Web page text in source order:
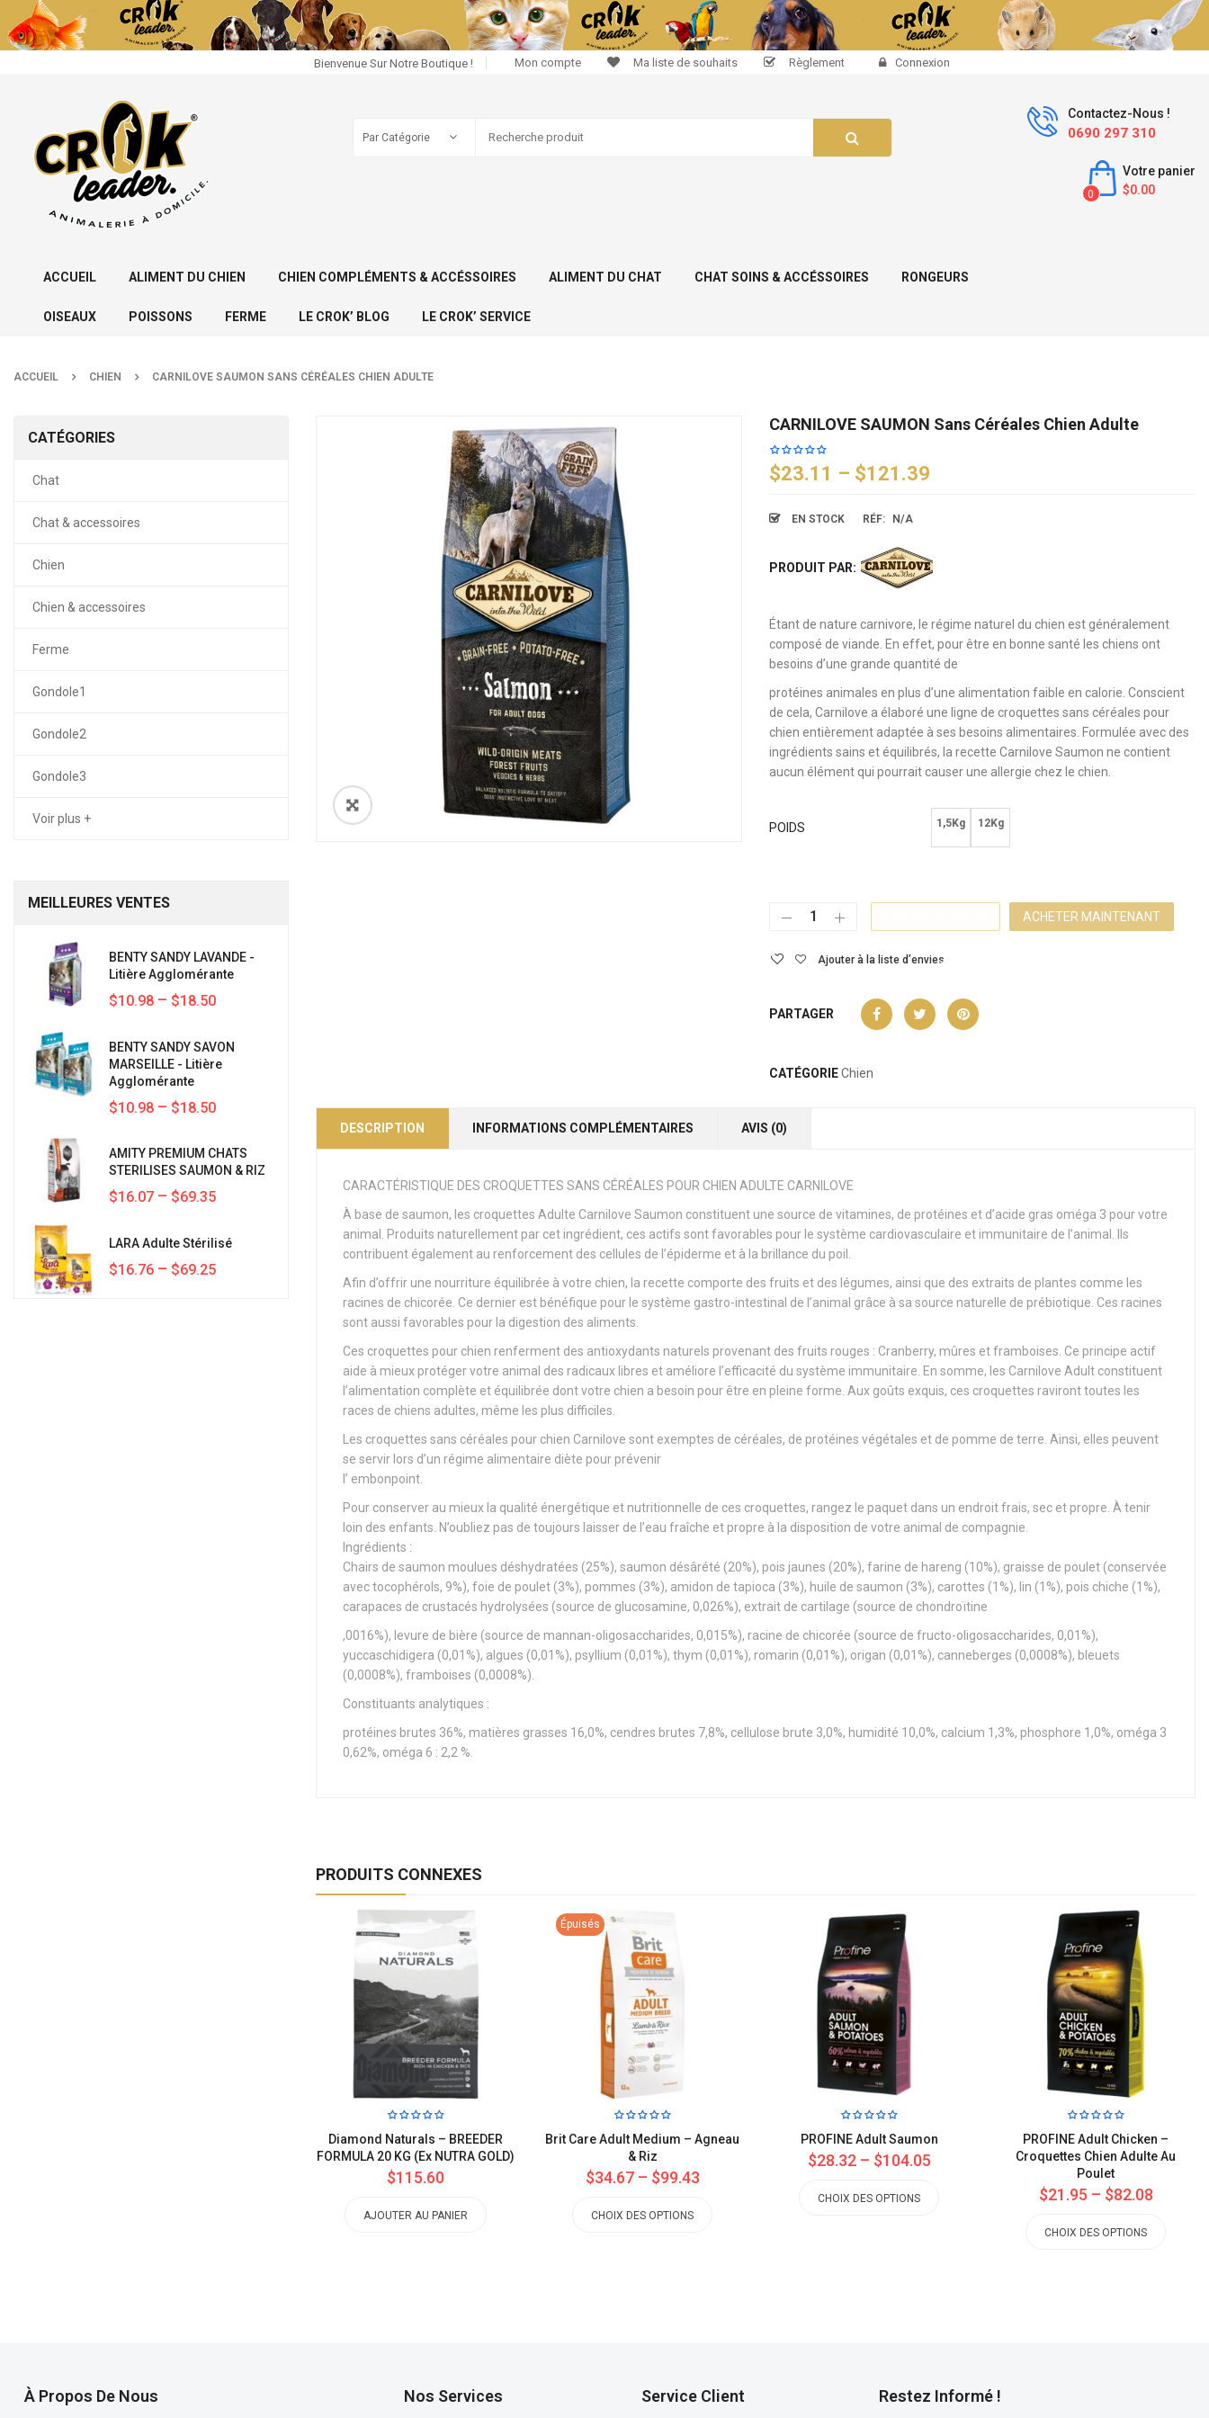
Bienvenue Sur Notre Boutique ! Mon compte Ma liste de souhaits Règlement Connexion
Contactez-Nous !
0690 297 310
Votre panier
$0.00
0
ACCUEIL ALIMENT DU CHIEN CHIEN COMPLÉMENTS & ACCÉSSOIRES ALIMENT DU CHAT CHAT SOINS & ACCÉSSOIRES RONGEURS
OISEAUX POISSONS FERME LE CROK’ BLOG LE CROK’ SERVICE
ACCUEIL CHIEN CARNILOVE SAUMON SANS CÉRÉALES CHIEN ADULTE
CATÉGORIES
Chat
Chat & accessoires
Chien
Chien & accessoires
Ferme
Gondole1
Gondole2
Gondole3
Voir plus +
MEILLEURES VENTES
BENTY SANDY LAVANDE -
Litière Agglomérante
$10.98 – $18.50
BENTY SANDY SAVON
MARSEILLE - Litière
Agglomérante
$10.98 – $18.50
AMITY PREMIUM CHATS
STERILISES SAUMON & RIZ
$16.07 – $69.35
LARA Adulte Stérilisé
$16.76 – $69.25
CARNILOVE SAUMON Sans Céréales Chien Adulte
$23.11 – $121.39
EN STOCK RÉF: N/A
PRODUIT PAR:
Étant de nature carnivore, le régime naturel du chien est généralement
composé de viande. En effet, pour être en bonne santé les chiens ont
besoins d’une grande quantité de
protéines animales en plus d’une alimentation faible en calorie. Conscient
de cela, Carnilove a élaboré une ligne de croquettes sans céréales pour
chien entièrement adaptée à ses besoins alimentaires. Formulée avec des
ingrédients sains et équilibrés, la recette Carnilove Saumon ne contient
aucun élément qui pourrait causer une allergie chez le chien.
POIDS 1,5Kg 12Kg
ACHETER MAINTENANT
Ajouter à la liste d’envies
PARTAGER
CATÉGORIEChien
DESCRIPTION INFORMATIONS COMPLÉMENTAIRES AVIS (0)
CARACTÉRISTIQUE DES CROQUETTES SANS CÉRÉALES POUR CHIEN ADULTE CARNILOVE
À base de saumon, les croquettes Adulte Carnilove Saumon constituent une source de vitamines, de protéines et d’acide gras oméga 3 pour votre
animal. Produits naturellement par cet ingrédient, ces actifs sont favorables pour le système cardiovasculaire et immunitaire de l’animal. Ils
contribuent également au renforcement des cellules de l’épiderme et à la brillance du poil.
Afin d’offrir une nourriture équilibrée à votre chien, la recette comporte des fruits et des légumes, ainsi que des extraits de plantes comme les
racines de chicorée. Ce dernier est bénéfique pour le système gastro-intestinal de l’animal grâce à sa source naturelle de prébiotique. Ces racines
sont aussi favorables pour la digestion des aliments.
Ces croquettes pour chien renferment des antioxydants naturels provenant des fruits rouges : Cranberry, mûres et framboises. Ce principe actif
aide à mieux protéger votre animal des radicaux libres et améliore l’efficacité du système immunitaire. En somme, les Carnilove Adult constituent
l’alimentation complète et équilibrée dont votre chien a besoin pour être en pleine forme. Aux goûts exquis, ces croquettes raviront toutes les
races de chiens adultes, même les plus difficiles.
Les croquettes sans céréales pour chien Carnilove sont exemptes de céréales, de protéines végétales et de pomme de terre. Ainsi, elles peuvent
se servir lors d’un régime alimentaire diète pour prévenir
l’ embonpoint.
Pour conserver au mieux la qualité énergétique et nutritionnelle de ces croquettes, rangez le paquet dans un endroit frais, sec et propre. À tenir
loin des enfants. N’oubliez pas de toujours laisser de l’eau fraîche et propre à la disposition de votre animal de compagnie.
Ingrédients :
Chairs de saumon moulues déshydratées (25%), saumon désârété (20%), pois jaunes (20%), farine de hareng (10%), graisse de poulet (conservée
avec tocophérols, 9%), foie de poulet (3%), pommes (3%), amidon de tapioca (3%), huile de saumon (3%), carottes (1%), lin (1%), pois chiche (1%),
carapaces de crustacés hydrolysées (source de glucosamine, 0,026%), extrait de cartilage (source de chondroïtine
,0016%), levure de bière (source de mannan-oligosaccharides, 0,015%), racine de chicorée (source de fructo-oligosaccharides, 0,01%),
yuccaschidigera (0,01%), algues (0,01%), psyllium (0,01%), thym (0,01%), romarin (0,01%), origan (0,01%), canneberges (0,0008%), bleuets
(0,0008%), framboises (0,0008%).
Constituants analytiques :
protéines brutes 36%, matières grasses 16,0%, cendres brutes 7,8%, cellulose brute 3,0%, humidité 10,0%, calcium 1,3%, phosphore 1,0%, oméga 3
0,62%, oméga 6 : 2,2 %.
PRODUITS CONNEXES
Diamond Naturals – BREEDER
FORMULA 20 KG (Ex NUTRA GOLD)
$115.60
AJOUTER AU PANIER
Épuisés
Brit Care Adult Medium – Agneau
& Riz
$34.67– $99.43
CHOIX DES OPTIONS
PROFINE Adult Saumon
$28.32– $104.05
CHOIX DES OPTIONS
PROFINE Adult Chicken –
Croquettes Chien Adulte Au
Poulet
$21.95 – $82.08
CHOIX DES OPTIONS
À Propos De Nous Nos Services Service Client Restez Informé !